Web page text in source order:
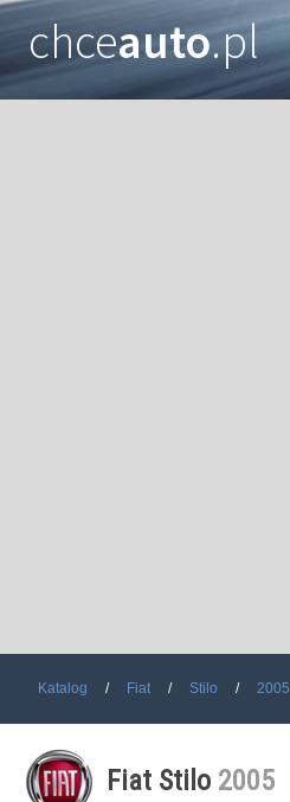
chceauto.pl
Katalog Fiat Stilo 2005
Fiat Stilo 2005